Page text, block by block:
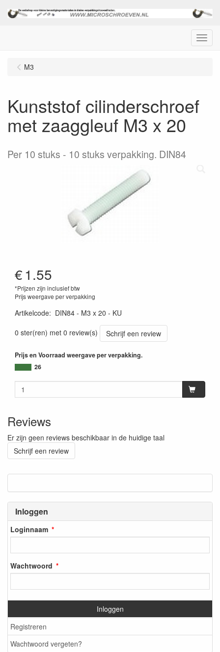
Menu
Inloggen
Loginnaam
Wachtwoord
Inloggen
Registreren
Wachtwoord vergeten?
M3
Kunststof cilinderschroef
met zaaggleuf M3 x 20
Per 10 stuks 10 stuks verpakking. DIN84
€1.55
*Prijzen zijn inclusief btw
Prijs weergave per verpakking
Artikelcode: DIN84 - M3 x 20 - KU
0 ster(ren) met 0 review(s)
Schrijf een review
Prijs en Voorraad weergave per verpakking.
26
Reviews
Er zijn geen reviews beschikbaar in de huidige taal
Schrijf een review